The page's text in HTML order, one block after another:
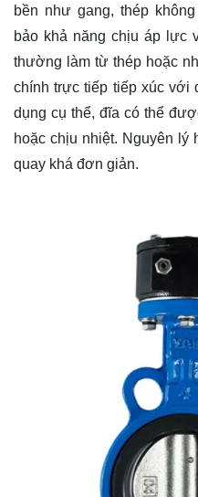
bền như gang, thép
bảo khả năng chịu áp lực
thường làm từ thép hoặc
chính trực tiếp tiếp xúc với
dụng cụ thể, đĩa có thể
hoặc chịu nhiệt. Nguyên lý
quay khá đơn giản.